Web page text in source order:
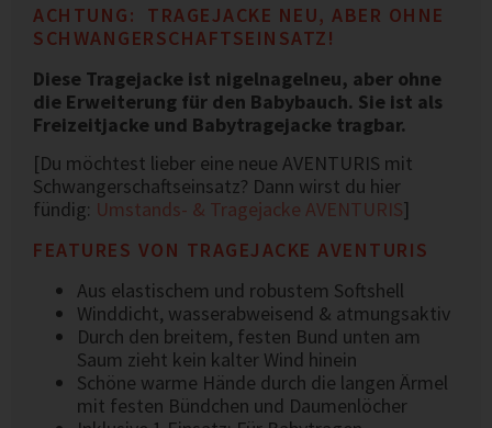
ACHTUNG: TRAGEJACKE NEU, ABER OHNE
SCHWANGERSCHAFTSEINSATZ!
Diese Tragejacke ist nigelnagelneu, aber ohne
die Erweiterung für den Babybauch. Sie ist als
Freizeitjacke und Babytragejacke tragbar.
[Du möchtest lieber eine neue AVENTURIS mit
Schwangerschaftseinsatz? Dann wirst du hier
fündig: Umstands- & Tragejacke AVENTURIS]
FEATURES VON TRAGEJACKE AVENTURIS
Aus elastischem und robustem Softshell
Winddicht, wasserabweisend & atmungsaktiv
Durch den breitem, festen Bund unten am
Saum zieht kein kalter Wind hinein
Schöne warme Hände durch die langen Ärmel
mit festen Bündchen und Daumenlöcher